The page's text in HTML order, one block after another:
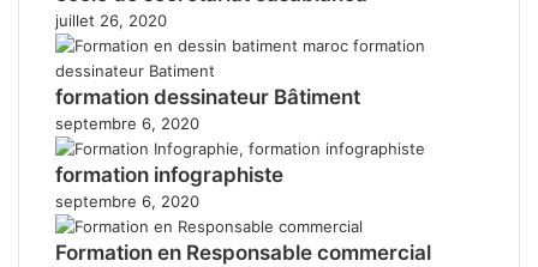
juillet 26, 2020
formation dessinateur Bâtiment
septembre 6, 2020
formation infographiste
septembre 6, 2020
Formation en Responsable commercial